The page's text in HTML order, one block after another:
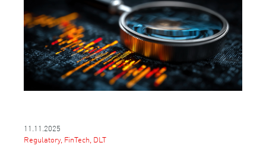
11.11.2025
Regulatory, FinTech, DLT